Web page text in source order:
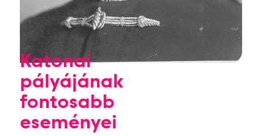
Katonai
pályájának
fontosabb
eseményei